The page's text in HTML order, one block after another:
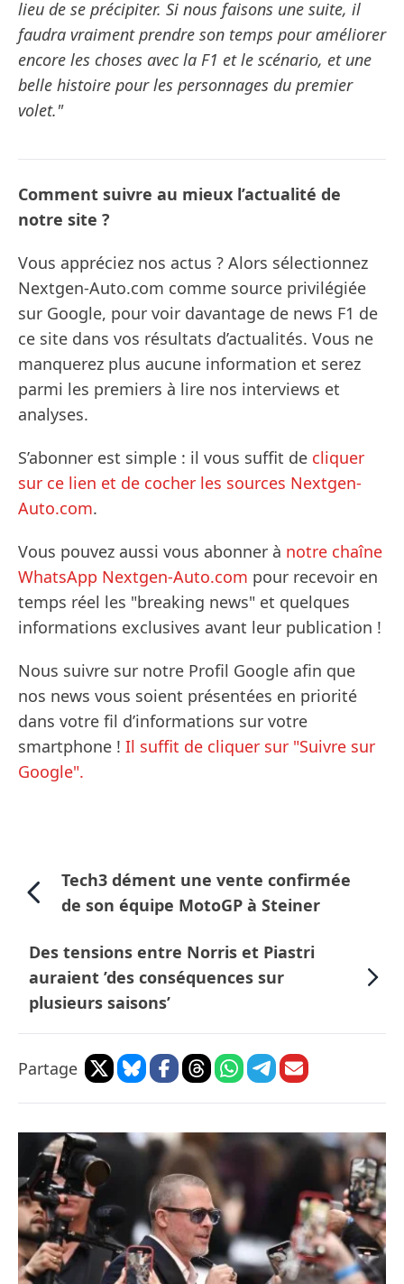
lieu de se précipiter. Si nous faisons une suite, il
faudra vraiment prendre son temps pour améliorer
encore les choses avec la F1 et le scénario, et une
belle histoire pour les personnages du premier
volet."
Comment suivre au mieux l’actualité de
notre site ?
Vous appréciez nos actus ? Alors sélectionnez
Nextgen-Auto.com comme source privilégiée
sur Google, pour voir davantage de news F1 de
ce site dans vos résultats d’actualités. Vous ne
manquerez plus aucune information et serez
parmi les premiers à lire nos interviews et
analyses.
S’abonner est simple : il vous suffit de cliquer
sur ce lien et de cocher les sources Nextgen-
Auto.com.
Vous pouvez aussi vous abonner à notre chaîne
WhatsApp Nextgen-Auto.com pour recevoir en
temps réel les "breaking news" et quelques
informations exclusives avant leur publication !
Nous suivre sur notre Profil Google afin que
nos news vous soient présentées en priorité
dans votre fil d’informations sur votre
smartphone ! Il suffit de cliquer sur "Suivre sur
Google".
Tech3 dément une vente confirmée
de son équipe MotoGP à Steiner
Des tensions entre Norris et Piastri
auraient ’des conséquences sur
plusieurs saisons’
Partage